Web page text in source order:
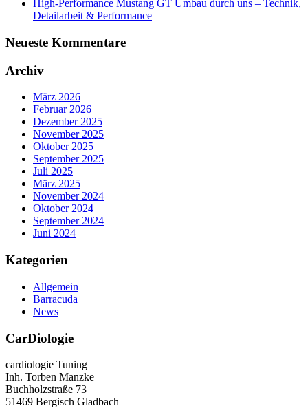
High-Performance Mustang GT Umbau durch uns – Technik,
Detailarbeit & Performance
Neueste Kommentare
Archiv
März 2026
Februar 2026
Dezember 2025
November 2025
Oktober 2025
September 2025
Juli 2025
März 2025
November 2024
Oktober 2024
September 2024
Juni 2024
Kategorien
Allgemein
Barracuda
News
CarDiologie
cardiologie Tuning
Inh. Torben Manzke
Buchholzstraße 73
51469 Bergisch Gladbach